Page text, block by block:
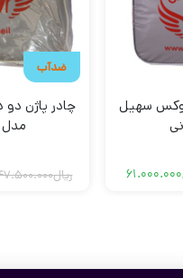
سهیل
61.000.000
ضدآب
چادر پاژن
ریال